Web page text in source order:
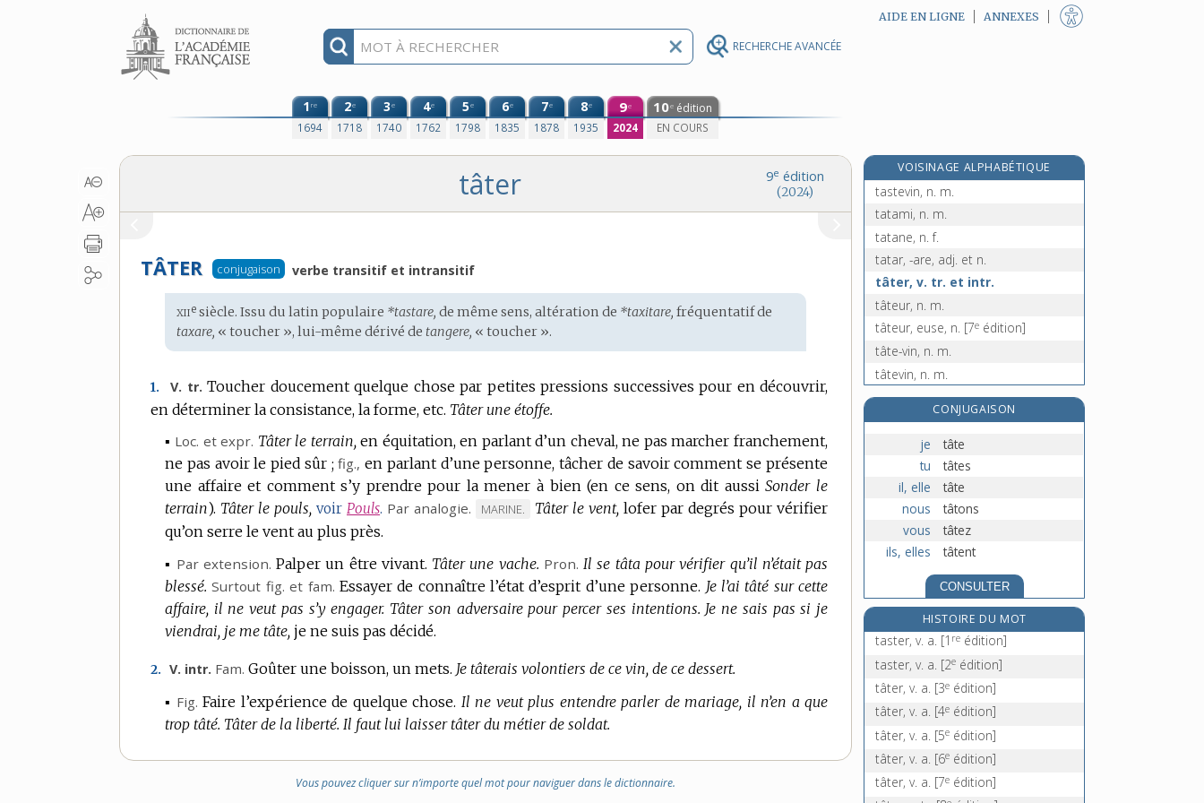
RECHERCHE AVANCÉE
Aller au contenu AIDE EN LIGNE ANNEXES
1re
1694
2e
1718
3e
1740
4e
1762
5e
1798
6e
1835
7e
1878
8e
1935
9e
2024
10e édition
EN COURS
9e édition
(2024)
tâter
TÂTER conjugaison verbe transitif et intransitif
Étymologie
:
xiie siècle. Issu dulatin populaire *tastare, de même sens, altération de *taxitare, fréquentatif de
taxare, « toucher », lui-même dérivé detangere, « toucher ».
1. V. tr. Toucher doucement quelque chose par petites pressions successives pour en découvrir,
en déterminer la consistance, la forme, etc. Tâter une étoffe.
▪ Loc. et expr. Tâter le terrain, en équitation, en parlant d’un cheval, ne pas marcher franchement,
ne pas avoir le pied sûr ;fig., en parlant d’une personne, tâcher de savoir comment se présente
une affaire et comment s’y prendre pour la mener à bien (en ce sens, on dit aussiSonder le
terrain). Tâter le pouls, voirPouls. Par analogie.
MARQUE
MARINE. Tâter le vent, lofer par degrés pour vérifier
qu’on serre le vent au plus près.
▪ Par extension. Palper un être vivant. Tâter une vache. Pron. Il se tâta pour vérifier qu’il n’était pas
blessé. Surtout fig. et fam. Essayer de connaître l’état d’esprit d’une personne. Je l’ai tâté sur cette
affaire, il ne veut pas s’y engager. Tâter son adversaire pour percer ses intentions. Je ne sais pas si je
viendrai, je me tâte, je ne suis pas décidé.
2. V. intr. Fam. Goûter une boisson, un mets. Je tâterais volontiers de ce vin, de ce dessert.
▪ Fig. Faire l’expérience de quelque chose. Il ne veut plus entendre parler de mariage, il n’en a que
trop tâté. Tâter de la liberté. Il faut lui laisser tâter du métier de soldat.
Vous pouvez cliquer sur n’importe quel mot pour naviguer dans le dictionnaire.
VOISINAGE ALPHABÉTIQUE
taste-vin, n. m.
tastevin, n. m.
tatami, n. m.
tatane, n. f.
tatar, -are, adj. et n.
tâter, v. tr. et intr.
tâteur, n. m.
tâteur, euse, n. [7e édition]
tâte-vin, n. m.
tâtevin, n. m.
tatillon, -onne, adj.
tatillonnage, n. m.[7eédition]
tatillonner, v. intr.
tâtonnant, -ante, adj.
tâtonnement, n. m.
CONJUGAISON
je
tâte
tu
tâtes
il, elle
tâte
nous
tâtons
vous
tâtez
ils, elles
tâtent
CONSULTER
HISTOIRE DU MOT
taster, v. a. [1 re édition]
taster, v. a. [2e édition]
tâter, v. a. [3e édition]
tâter, v. a. [4e édition]
tâter, v. a. [5e édition]
tâter, v. a. [6e édition]
tâter, v. a. [7e édition]